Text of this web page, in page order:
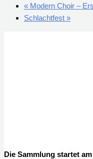
« Modern Choir –
Schlachtfest »
Die Sammlung startet am